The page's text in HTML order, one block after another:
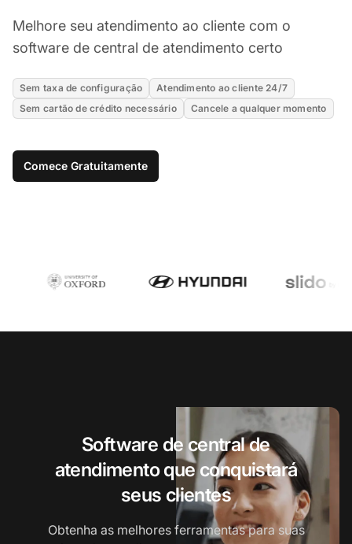
Melhore seu atendimento ao cliente com o
software de central de atendimento certo
Sem taxa de configuração
Atendimento ao cliente 24/7
Sem cartão de crédito necessário
Cancele a qualquer momento
Comece Gratuitamente
Software de central de
atendimento que conquistará
seus clientes
Obtenha as melhores ferramentas para suas